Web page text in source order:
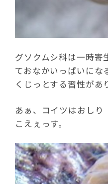
グソクムシ科は一時寄
ておなかいっぱいにな
くじっとする習性があ
あぁ、コイツはおしり
こえぇっす。